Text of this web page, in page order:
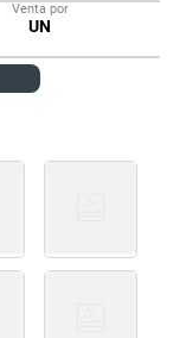
Venta por
UN